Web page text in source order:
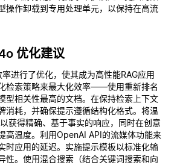
操作卸载到专用处理单元，以保持在高流
优化建议
进行了优化，使其成为高性能RAG应用
检索策略来最大化效率——使用重新排名
型相关性最高的文档。在保持检索上下文
消耗，并确保提示遵循结构化格式。将温
获得精确、基于事实的响应，同时在创意
高温度。利用OpenAI API的流媒体功能来
时应用的延迟。实施提示模板以标准化输
性。使用混合搜索（结合关键词搜索和向